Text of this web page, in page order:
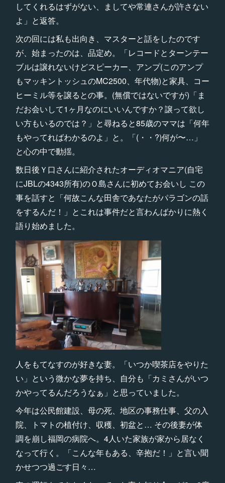
してくれるはずがない、ましてや常連さんが許さない
よ」と返答。
次の回には私も出向き、マスターと話をしたのです
が、始まったのは、品定め。「レコードとターンテー
ブルは譲れないけどスピーカー、アンプ(このアンプ
もマッキントッシュのMC2500、年代物)と家具、コー
ヒーミル等を譲るとの事。(無償ではないですが)「ま
だお会いして1ヶ月なのにいいんですか？譲って欲し
い方もいるのでは？」と尋ねると85歳のママは「何年
もやってればわかるのよ」と。「(・・?)何が〜…」
と心の中で動揺。
数日後Ｙ口さんに紹介されたオーディオマニア(自宅
にJBLの4343所有)のＯ島さんに初めてお会いし この
事を話すと「何故こんな田舎であなたがパラゴンの話
をするんだ！」とこれは事件だと言わんばかりに熱く
語り始めました。
人をもてなすのが好きな妻。「いつか喫茶店をやりた
い」という微かな夢を持ち、自分も「カミさんがいつ
かやってるんだろうなぁ」と思っていました。
今年は公民館建設、母の死、地区の事務仕事、父の入
院、トマトの植付け、収穫、初盆と… その後妻が体
調を崩し福岡の病院へ。4人いた家族が家から居なく
なって行く。「こんな年もある、辛抱だ！」と言い聞
かせつつ過ごす日々…